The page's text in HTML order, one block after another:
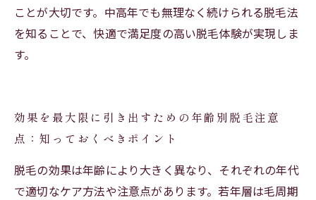
ことが大切です。中高年でも無理なく続けられる脱毛法
を知ることで、快適で満足度の高い脱毛体験が実現しま
す。
効果を最大限に引き出すための年齢別脱毛注意
点：知っておくべきポイント
脱毛の効果は年齢により大きく異なり、それぞれの年代
で適切なケア方法や注意点があります。若年層は毛周期